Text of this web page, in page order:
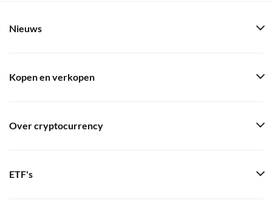
Nieuws
Kopen en verkopen
Over cryptocurrency
ETF's